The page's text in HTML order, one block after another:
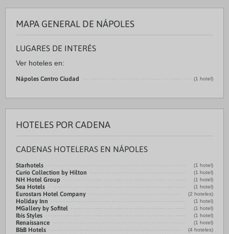
MAPA GENERAL DE NÁPOLES
LUGARES DE INTERÉS
Ver hoteles en:
Nápoles Centro Ciudad (1 hotel)
HOTELES POR CADENA
CADENAS HOTELERAS EN NÁPOLES
Starhotels (1 hotel)
Curio Collection by Hilton (1 hotel)
NH Hotel Group (1 hotel)
Sea Hotels (1 hotel)
Eurostars Hotel Company (2 hoteles)
Holiday Inn (1 hotel)
MGallery by Sofitel (1 hotel)
Ibis Styles (1 hotel)
Renaissance (1 hotel)
B&B Hotels (4 hoteles)